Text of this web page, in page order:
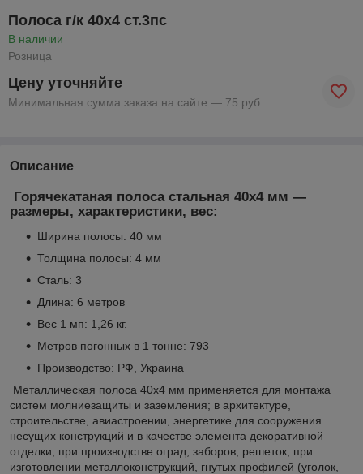
Полоса г/к 40х4 ст.3пс
В наличии
Розница
Цену уточняйте
Минимальная сумма заказа на сайте — 75 руб.
Описание
Горячекатаная полоса стальная 40х4 мм —
размеры, характеристики, вес:
Ширина полосы: 40 мм
Толщина полосы: 4 мм
Сталь: 3
Длина: 6 метров
Вес 1 мп: 1,26 кг.
Метров погонных в 1 тонне: 793
Производство: РФ, Украина
Металлическая полоса 40х4 мм применяется для монтажа
систем молниезащиты и заземления; в архитектуре,
строительстве, авиастроении, энергетике для сооружения
несущих конструкций и в качестве элемента декоративной
отделки; при производстве оград, заборов, решеток; при
изготовлении металлоконструкций, гнутых профилей (уголок,